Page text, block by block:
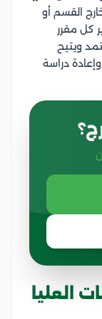
القسم أو
كل مقرر
ويتيح
دراسة
العليا